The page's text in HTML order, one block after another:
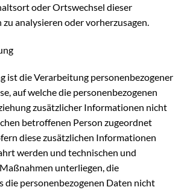
oder Ortswechsel dieser
analysieren oder vorherzusagen.
ist die Verarbeitung personenbezogener
auf welche die personenbezogenen
zusätzlicher Informationen nicht
betroffenen Person zugeordnet
diese zusätzlichen Informationen
werden und technischen und
unterliegen, die
die personenbezogenen Daten nicht